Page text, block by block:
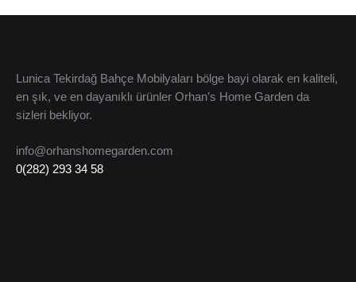
Lunica Tekirdağ Bahçe Mobilyaları bölge bayi olarak en kaliteli,
en şık, ve en dayanıklı ürünler Orhan’s Home Garden da
sizleri bekliyor.
info@orhanshomegarden.com
0(282) 293 34 58